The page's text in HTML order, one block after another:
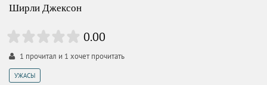
Ширли Джексон
0.00
1 прочитал и 1 хочет прочитать
УЖАСЫ